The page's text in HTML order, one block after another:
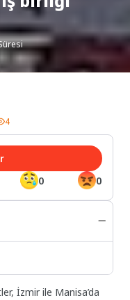
4
0 0
İzmir ile Manisa’da